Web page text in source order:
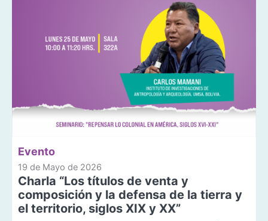
Evento
19 de Mayo de 2026
Charla “Los títulos de venta y
composición y la defensa de la tierra y
el territorio, siglos XIX y XX”